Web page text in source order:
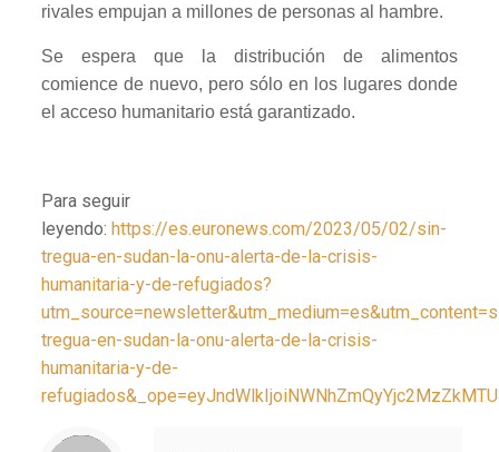
rivales empujan a millones de personas al hambre.
Se espera que la distribución de alimentos
comience de nuevo, pero sólo en los lugares donde
el acceso humanitario está garantizado.
Para seguir
leyendo: https://es.euronews.com/2023/05/02/sin-
tregua-en-sudan-la-onu-alerta-de-la-crisis-
humanitaria-y-de-refugiados?
tregua-en-sudan-la-onu-alerta-de-la-crisis-
humanitaria-y-de-
Notice
: Trying to access array offset on value of type null in
/home/misioner/public_html/padresblancos/themes/betheme/includes/content-single.php
on line
286